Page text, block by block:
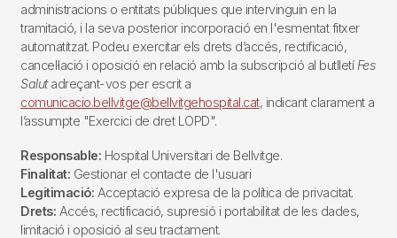
administracions o entitats públiques que intervinguin en la
tramitació, i la seva posterior incorporació en l'esmentat fitxer
automatitzat. Podeu exercitar els drets d’accés, rectificació,
cancel·lació i oposició en relació amb la subscripció al butlletí Fes
Salutadreçant-vos per escrit a
comunicacio.bellvitge@bellvitgehospital.cat, indicant clarament a
l’assumpte "Exercici de dret LOPD".
Responsable: Hospital Universitari de Bellvitge.
Finalitat: Gestionar el contacte de l'usuari
Legitimació: Acceptació expresa de la política de privacitat.
Drets: Accés, rectificació, supresió i portabilitat de les dades,
limitació i oposició al seu tractament.